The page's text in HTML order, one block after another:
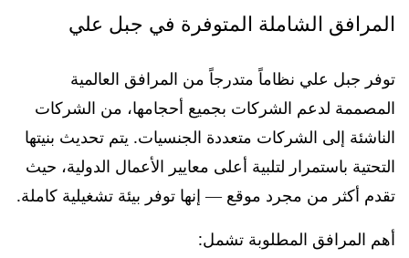
المرافق الشاملة المتوفرة في جبل علي
توفر جبل علي نظاماً متدرجاً من المرافق العالمية
المصممة لدعم الشركات بجميع أحجامها، من الشركات
الناشئة إلى الشركات متعددة الجنسيات. يتم تحديث بنيتها
التحتية باستمرار لتلبية أعلى معايير الأعمال الدولية، حيث
تقدم أكثر من مجرد موقع — إنها توفر بيئة تشغيلية كاملة.
أهم المرافق المطلوبة تشمل: